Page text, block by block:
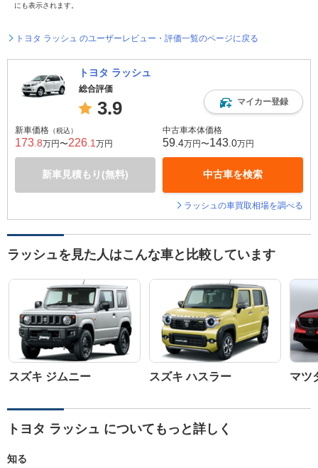
にも表示されます。
トヨタ ラッシュ のユーザーレビュー・評価一覧のページに戻る
トヨタ ラッシュ
総合評価
3.9 マイカー登録
新車価格 （税込）
173 .8万円〜226 .1 万円
新車見積もり(無料)
中古車本体価格
59 .4万円〜143 .0万円
中古車を検索
ラッシュの車買取相場を調べる
ラッシュを見た人はこんな車と比較しています
スズキ ジムニー スズキ ハスラー マツ
トヨタ ラッシュ についてもっと詳しく
知る